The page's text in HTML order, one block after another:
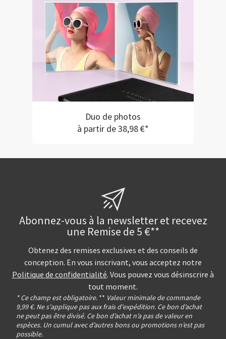
Duo de photos
à partir de 38,98 €*
Abonnez-vous à la newsletter et recevez
une Remise de 5 €**
Obtenez des remises exclusives et des conseils de
conception. En vous inscrivant, vous acceptez notre
Politique de confidentialité. Vous pouvez vous désinscrire à
tout moment.
* Ce champ est obligatoire. ** Valeur minimale de commande
9,99 €. Ne s'applique pas aux frais d'expédition. Ce bon d’achat
ne peut pas être divisé. Ce bon d’achat n’a pas de valeur en
espèces. Un cumul avec d’autres bons ou promotions n’est pas
possible.